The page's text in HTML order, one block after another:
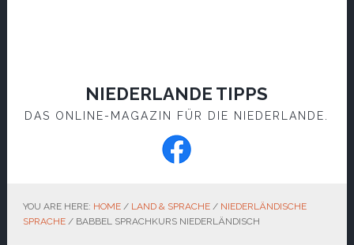
NIEDERLANDE TIPPS
DAS ONLINE-MAGAZIN FÜR DIE NIEDERLANDE.
YOU ARE HERE: HOME / LAND & SPRACHE / NIEDERLÄNDISCHE
SPRACHE /BABBEL SPRACHKURS NIEDERLÄNDISCH